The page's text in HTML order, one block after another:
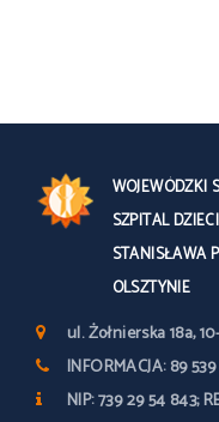
WOJEWÓDZKI
SZPITAL
STANISŁAWA
OLSZTYNIE
ul. Żołnierska 18a,
INFORMACJA: 89
NIP: 739 29 54 843;